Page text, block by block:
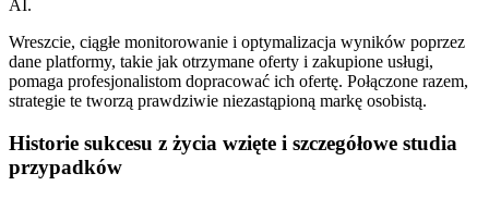
AI.
Wreszcie, ciągłe monitorowanie i optymalizacja wyników poprzez
dane platformy, takie jak otrzymane oferty i zakupione usługi,
pomaga profesjonalistom dopracować ich ofertę. Połączone razem,
strategie te tworzą prawdziwie niezastąpioną markę osobistą.
Historie sukcesu z życia wzięte i szczegółowe studia
przypadków